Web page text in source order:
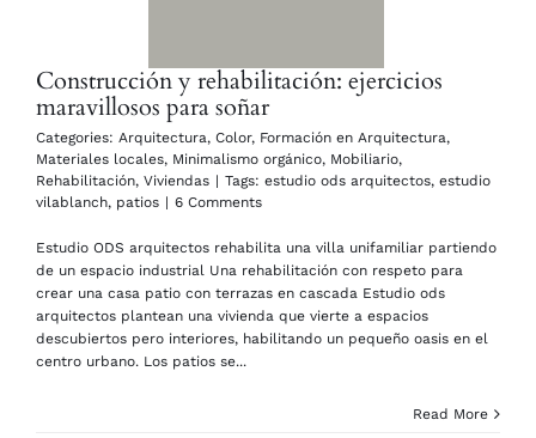
Construcción y rehabilitación: ejercicios
maravillosos para soñar
Categories: Arquitectura, Color, Formación en Arquitectura,
Materiales locales, Minimalismo orgánico, Mobiliario,
Rehabilitación, Viviendas | Tags: estudio ods arquitectos, estudio
vilablanch, patios | 6 Comments
Estudio ODS arquitectos rehabilita una villa unifamiliar partiendo
de un espacio industrial Una rehabilitación con respeto para
crear una casa patio con terrazas en cascada Estudio ods
arquitectos plantean una vivienda que vierte a espacios
descubiertos pero interiores, habilitando un pequeño oasis en el
centro urbano. Los patios se...
Read More